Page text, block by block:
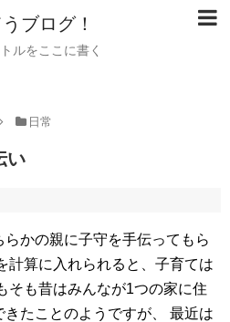
ブログ！
ルをここに書く
日常
い
かの親に子守を手伝ってもら
計算に入れられると、子育ては
そも昔はみんなが1つの家に住
たことのようですが、
最近は